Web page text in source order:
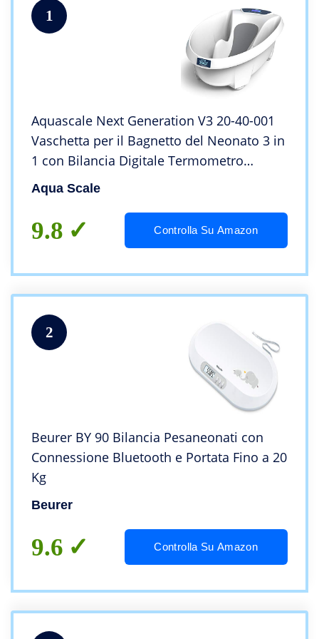
1
Aquascale Next Generation V3 20-40-001
Vaschetta per il Bagnetto del Neonato 3 in
1 con Bilancia Digitale Termometro
Antiscivolo, 0-24 mesi, Bianco
Aqua Scale
9.8 Controlla Su Amazon
2
Beurer BY 90 Bilancia Pesaneonati con
Connessione Bluetooth e Portata Fino a 20
Kg
Beurer
9.6 Controlla Su Amazon